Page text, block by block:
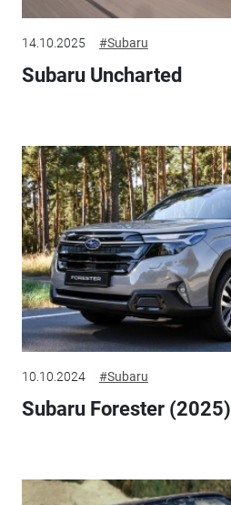
14.10.2025 #Subaru
Subaru Uncharted
10.10.2024 #Subaru
Subaru Forester (2025)